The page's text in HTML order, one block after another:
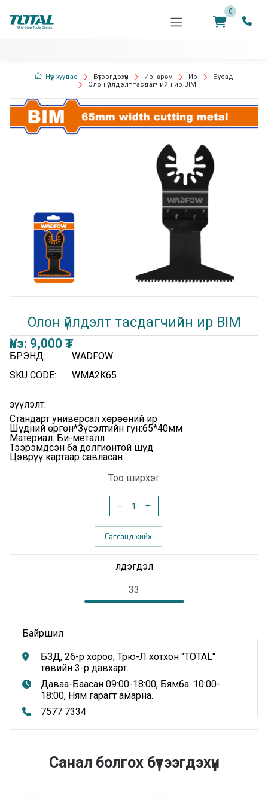
0
Нүүр хуудас Бүтээгдэхүүн Ир, өрөм Ир
Бусад
Олон үйлдэлт тасдагчийн ир BIM
Олон үйлдэлт тасдагчийн ир BIM
Үнэ: 9,000 ₮
БРЭНД:
WADFOW
SKU CODE:
WMA2K65
Үзүүлэлт:
Стандарт универсал хөрөөний ир
Шүдний өргөн*Зүсэлтийн гүн:65*40мм
Материал: Би-металл
Тээрэмдсэн ба долгионтой шүд
Цэврүү картаар савласан
Тоо ширхэг
Сагсанд хийх
Байршил
БЗД, 26-р хороо, Трю-Л хотхон "TOTAL"
төвийн 3-р давхарт.
Даваа-Баасан 09:00-18:00, Бямба: 10:00-
18:00, Ням гарагт амарна.
7577 7334
Үлдэгдэл
33
Санал болгох бүтээгдэхүүн